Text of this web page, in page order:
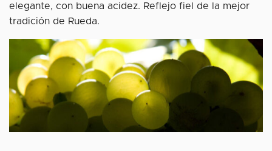
elegante, con buena acidez. Reflejo fiel de la mejor
tradición de Rueda.